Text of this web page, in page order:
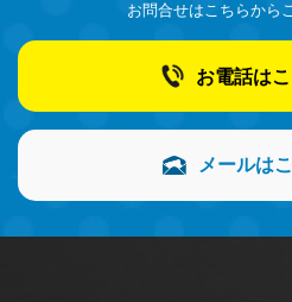
お問合せはこちらから
お電話は
メールは